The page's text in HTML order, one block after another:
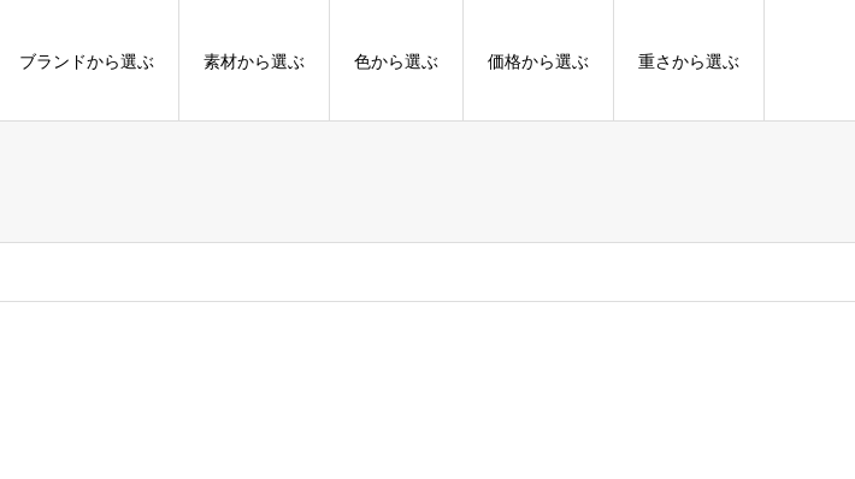
ブランドから選ぶ 素材から選ぶ 色から選ぶ 価格から選ぶ 重さから選ぶ